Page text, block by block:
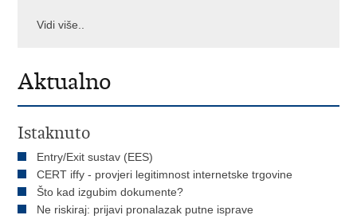
Vidi više..
Aktualno
Istaknuto
Entry/Exit sustav (EES)
CERT iffy - provjeri legitimnost internetske trgovine
Što kad izgubim dokumente?
Ne riskiraj: prijavi pronalazak putne isprave